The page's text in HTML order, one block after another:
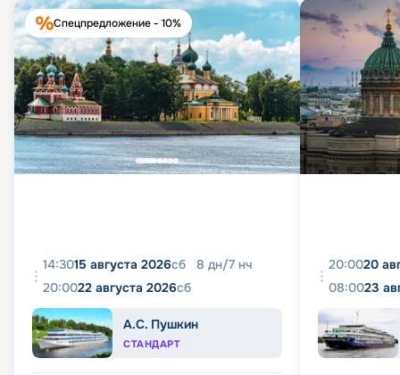
Спецпредложение - 10%
14:3015 августа 2026сб 8 дн/7 нч
20:0022 августа 2026сб
А.С. Пушкин
СТАНДАРТ
20:0020
08:0023